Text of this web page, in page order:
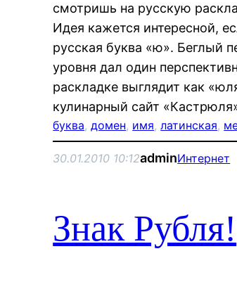
смотришь на русскую
Идея кажется интересной,
русская буква «ю». Беглый
уровня дал один
раскладке выглядит как
кулинарный сайт
буква, домен, имя, латинская,
30.01.2010 10:12adminИнтернет
Знак Рубля!